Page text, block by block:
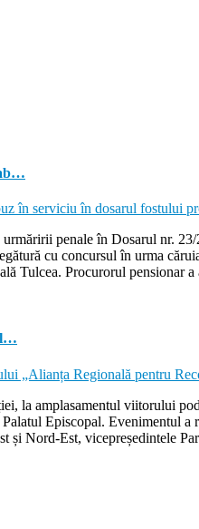
penale în Dosarul nr.
cu concursul în urma
Tulcea. Procurorul pensionar a
la amplasamentul viitorului
Episcopal. Evenimentul
și Nord-Est, vicepreședintele